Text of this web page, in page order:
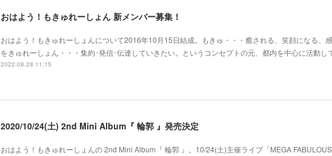
おはよう！もきゅれーしょん 新メンバー募集！
おはよう！もきゅれーしょんについて2016年10月15日結成。もきゅ・・・癒される、笑顔になる、
をきゅれーしょん・・・集約･発信･伝達していきたい。というコンセプトの元、都内を中心に活動し
2022.08.28 11:15
2020/10/24(土) 2nd Mini Album『 輪郭 』発売決定
おはよう！もきゅれーしょんの 2nd Mini Album『 輪郭 』。10/24(土)主催ライブ「MEGA